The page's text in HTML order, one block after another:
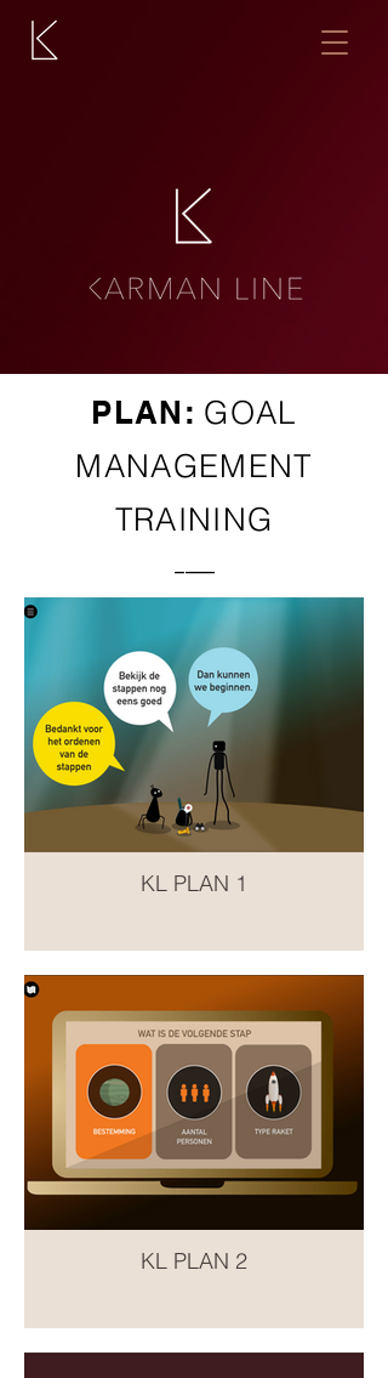
PLAN: GOAL
MANAGEMENT
TRAINING
KL PLAN 1
KL PLAN 2